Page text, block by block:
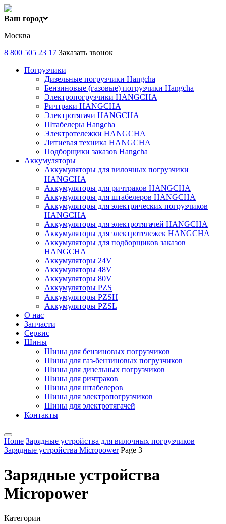
Ваш город
Москва
8 800 505 23 17 Заказать звонок
Погрузчики
Дизельные погрузчики Hangcha
Бензиновые (газовые) погрузчики Hangcha
Электропогрузчики HANGCHA
Ричтраки HANGCHA
Электротягачи HANGCHA
Штабелеры Hangcha
Электротележки HANGCHA
Литиевая техника HANGCHA
Подборщики заказов Hangcha
Аккумуляторы
Аккумуляторы для вилочных погрузчики
HANGCHA
Аккумуляторы для ричтраков HANGCHA
Аккумуляторы для штабелеров HANGCHA
Аккумуляторы для электрических погрузчиков
HANGCHA
Аккумуляторы для электротягачей HANGCHA
Аккумуляторы для электротележек HANGCHA
Аккумуляторы для подборщиков заказов
HANGCHA
Аккумуляторы 24V
Аккумуляторы 48V
Аккумуляторы 80V
Аккумуляторы PZS
Аккумуляторы PZSH
Аккумуляторы PZSL
О нас
Запчасти
Сервис
Шины
Шины для бензиновых погрузчиков
Шины для газ-бензиновых погрузчиков
Шины для дизельных погрузчиков
Шины для ричтраков
Шины для штабелеров
Шины для электропогрузчиков
Шины для электротягачей
Контакты
Home Зарядные устройства для вилочных погрузчиков
Зарядные устройства MicropowerPage 3
Зарядные устройства
Micropower
Категории